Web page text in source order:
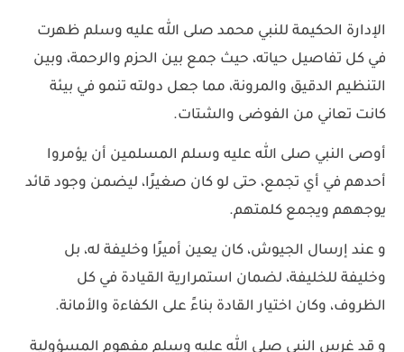
الإدارة الحكيمة للنبي محمد صلى الله عليه وسلم ظهرت
في كل تفاصيل حياته، حيث جمع بين الحزم والرحمة، وبين
التنظيم الدقيق والمرونة، مما جعل دولته تنمو في بيئة
كانت تعاني من الفوضى والشتات.
أوصى النبي صلى الله عليه وسلم المسلمين أن يؤمروا
أحدهم في أي تجمع، حتى لو كان صغيرًا، ليضمن وجود قائد
يوجههم ويجمع كلمتهم.
و عند إرسال الجيوش، كان يعين أميرًا وخليفة له، بل
وخليفة للخليفة، لضمان استمرارية القيادة في كل
الظروف، وكان اختيار القادة بناءً على الكفاءة والأمانة.
و قد غرس النبي صلى الله عليه وسلم مفهوم المسؤولية